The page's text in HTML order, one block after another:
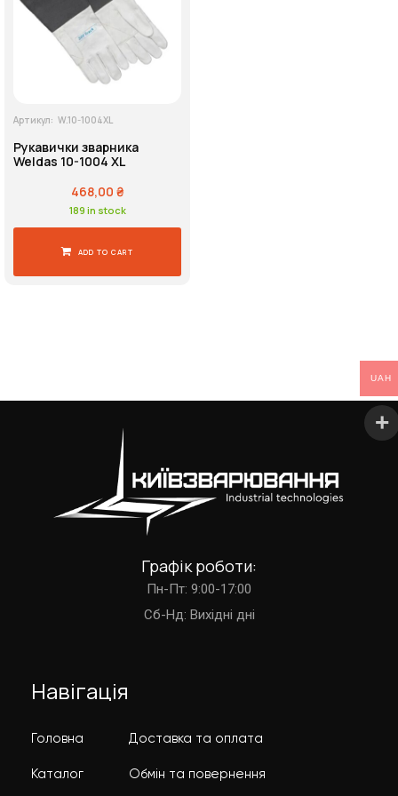
Артикул: W.10-1004XL
Рукавички зварника
Weldas 10-1004 XL
468,00 ₴
189 in stock
ADD TO CART
Графік роботи:
Пн-Пт: 9:00-17:00
Cб-Нд: Вихідні дні
Навігація
Головна
Каталог
Доставка та оплата
Обмін та повернення
Напруга живлення
UAH